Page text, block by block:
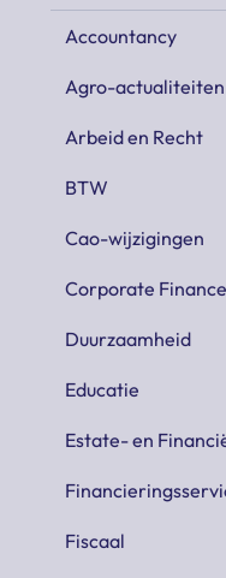
Accountancy
Agro-actualiteiten
Arbeid en Recht
BTW
Cao-wijzigingen
Corporate Finance
Duurzaamheid
Educatie
Estate- en
Fiscaal